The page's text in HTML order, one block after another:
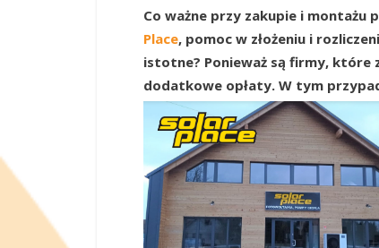
Co ważne przy zakupie i
Place, pomoc w złożeniu i
istotne? Ponieważ są firmy, które
dodatkowe opłaty. W tym